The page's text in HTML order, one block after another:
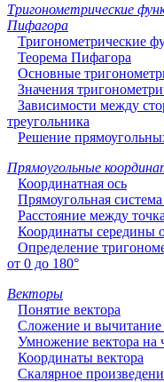
Тригонометрические
Пифагора
Тригонометрические
Теорема Пифагора
Основные
Значения
Зависимости между
треугольника
Решение
Прямоугольные
Координатная ось
Прямоугольная
Расстояние между
Координаты середины
Определение
от 0 до 180°
Векторы
Понятие вектора
Сложение и вычитание
Умножение вектора на
Координаты вектора
Скалярное